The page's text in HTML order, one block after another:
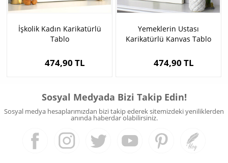
İşkolik Kadın Karikatürlü
Tablo
474,90 TL
Yemeklerin Ustası
Karikatürlü Kanvas Tablo
474,90 TL
Sosyal Medyada Bizi Takip Edin!
Sosyal medya hesaplarımızdan bizi takip ederek sitemizdeki yeniliklerden
anında haberdar olabilirsiniz.